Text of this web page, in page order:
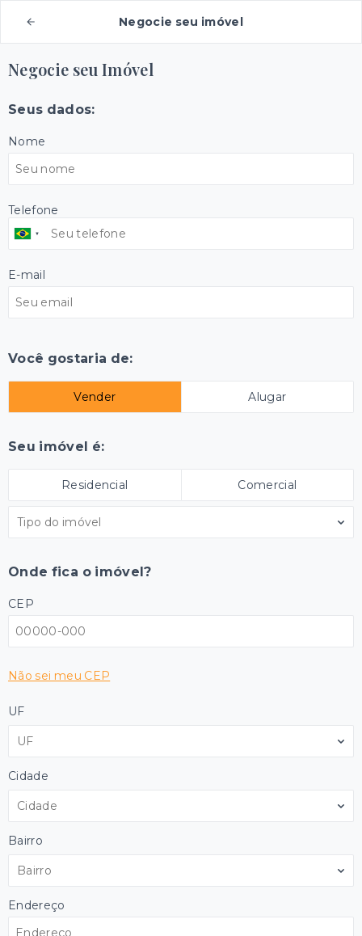
Negocie seu imóvel
Negocie seu Imóvel
Seus dados:
Nome
Telefone
E-mail
Você gostaria de:
Vender Alugar
Seu imóvel é:
Residencial Comercial
Tipo do imóvel
Onde fica o imóvel?
CEP
Não sei meu CEP
UF
UF
Cidade
Cidade
Bairro
Bairro
Endereço